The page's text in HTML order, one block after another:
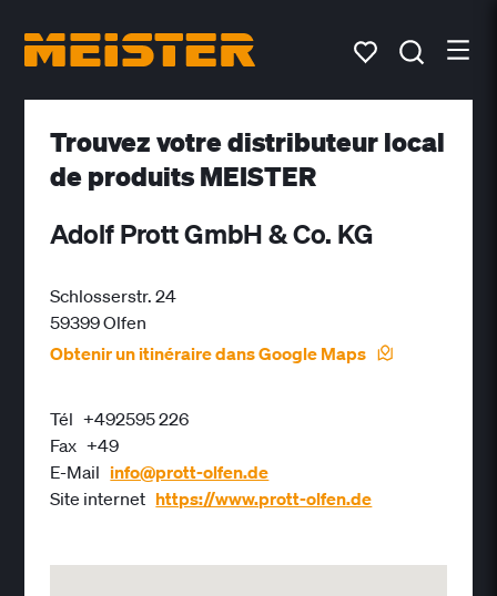
Trouvez votre distributeur local
de produits MEISTER
Adolf Prott GmbH & Co. KG
Schlosserstr. 24
59399 Olfen
Obtenir un itinéraire dans Google Maps
Tél +492595 226
Fax +49
E-Mail info@prott-olfen.de
Site internet https://www.prott-olfen.de